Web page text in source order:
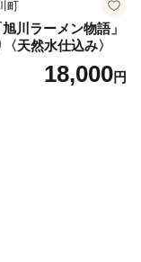
町
川ラーメン物語」
天然水仕込み〉
18,000円